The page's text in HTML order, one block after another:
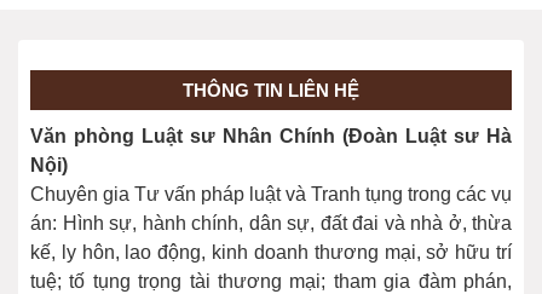
20/03/2026
về Bầu cử năm 2026
26/02/2026
THÔNG TIN LIÊN HỆ
Văn phòng Luật sư Nhân Chính (Đoàn Luật sư Hà
Nội)
Chuyên gia Tư vấn pháp luật và Tranh tụng trong các vụ
án: Hình sự, hành chính, dân sự, đất đai và nhà ở, thừa
kế, ly hôn, lao động, kinh doanh thương mại, sở hữu trí
tuệ; tố tụng trọng tài thương mại; tham gia đàm phán,